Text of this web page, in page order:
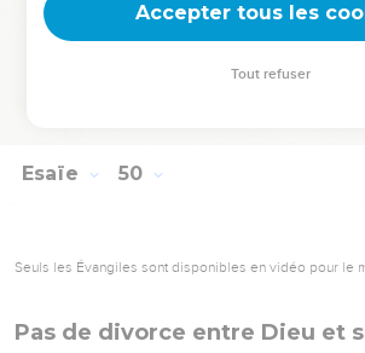
de Jacob. »
© Société biblique française – Bibli’O, 1997, avec
Esaïe 50
Seuls les Évangiles sont disponibles en vidéo pour le
Pas de divorce entre Dieu et
Accepter tous les
Tout refuser